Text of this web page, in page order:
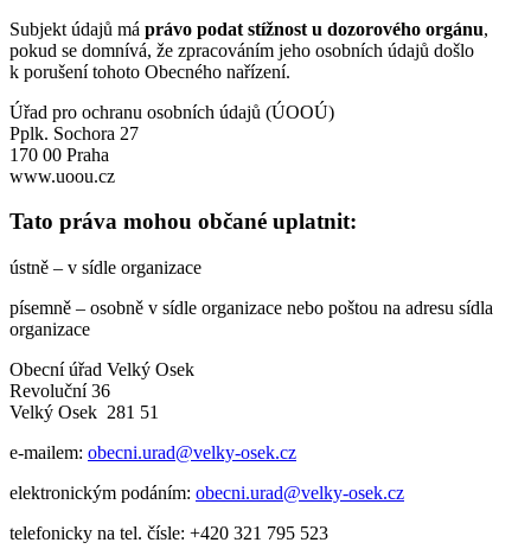
Subjekt údajů má právo podat stížnost u dozorového orgánu,
pokud se domnívá, že zpracováním jeho osobních údajů došlo
k porušení tohoto Obecného nařízení.
Úřad pro ochranu osobních údajů (ÚOOÚ)
Pplk. Sochora 27
170 00 Praha
www.uoou.cz
Tato práva mohou občané uplatnit:
ústně – v sídle organizace
písemně – osobně v sídle organizace nebo poštou na adresu sídla
organizace
Obecní úřad Velký Osek
Revoluční 36
Velký Osek 281 51
e-mailem: obecni.urad@velky-osek.cz
elektronickým podáním: obecni.urad@velky-osek.cz
telefonicky na tel. čísle: +420 321 795 523